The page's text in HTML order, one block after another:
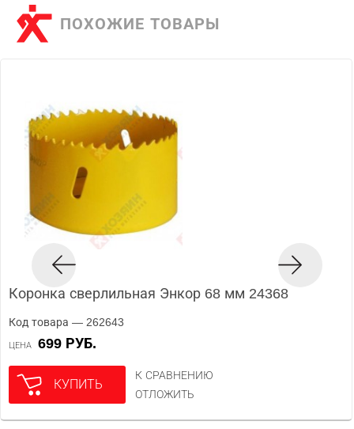
ПОХОЖИЕ ТОВАРЫ
Коронка сверлильная Энкор 68 мм 24368
Код товара — 262643
ЦЕНА 699 РУБ.
КУПИТЬ
К СРАВНЕНИЮ
ОТЛОЖИТЬ